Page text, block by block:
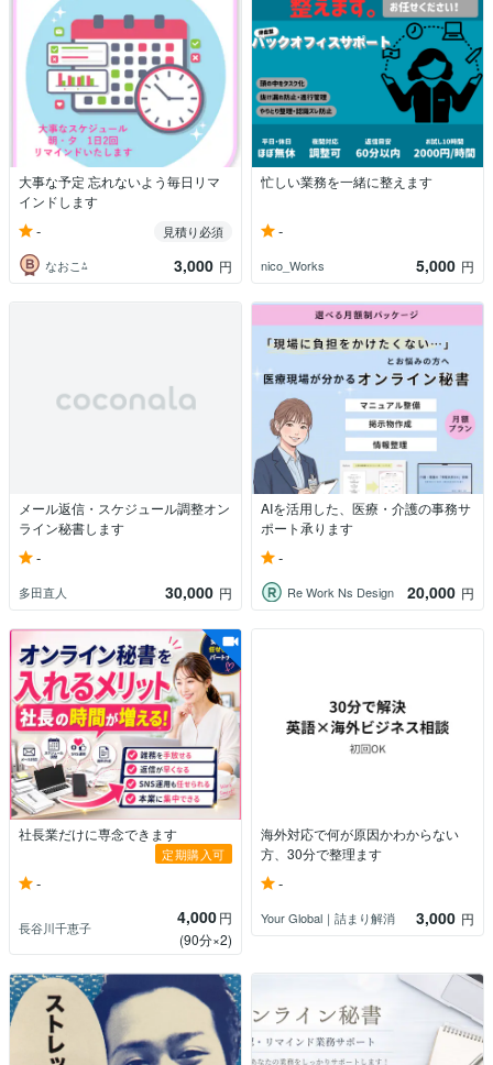
大事な予定 忘れないよう毎日リマ
インドします
-
見積り必須
なおこ⁂
3,000 円
忙しい業務を一緒に整えます
-
nico_Works 5,000 円
メール返信・スケジュール調整オン
ライン秘書します
-
多田直人 30,000 円
AIを活用した、医療・介護の事務サ
ポート承ります
-
Re Work Ns Design 20,000 円
社長業だけに専念できます
定期購入可
-
長谷川千恵子 4,000円
(90分×2)
海外対応で何が原因かわからない
方、30分で整理ます
-
Your Global｜詰まり解消 3,000 円